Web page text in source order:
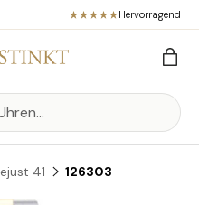
Hervorragend
41 126303